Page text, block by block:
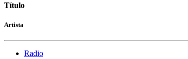
Título
Artista
Radio